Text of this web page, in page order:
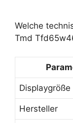
Welche
Tmd
Displaygröße
Hersteller